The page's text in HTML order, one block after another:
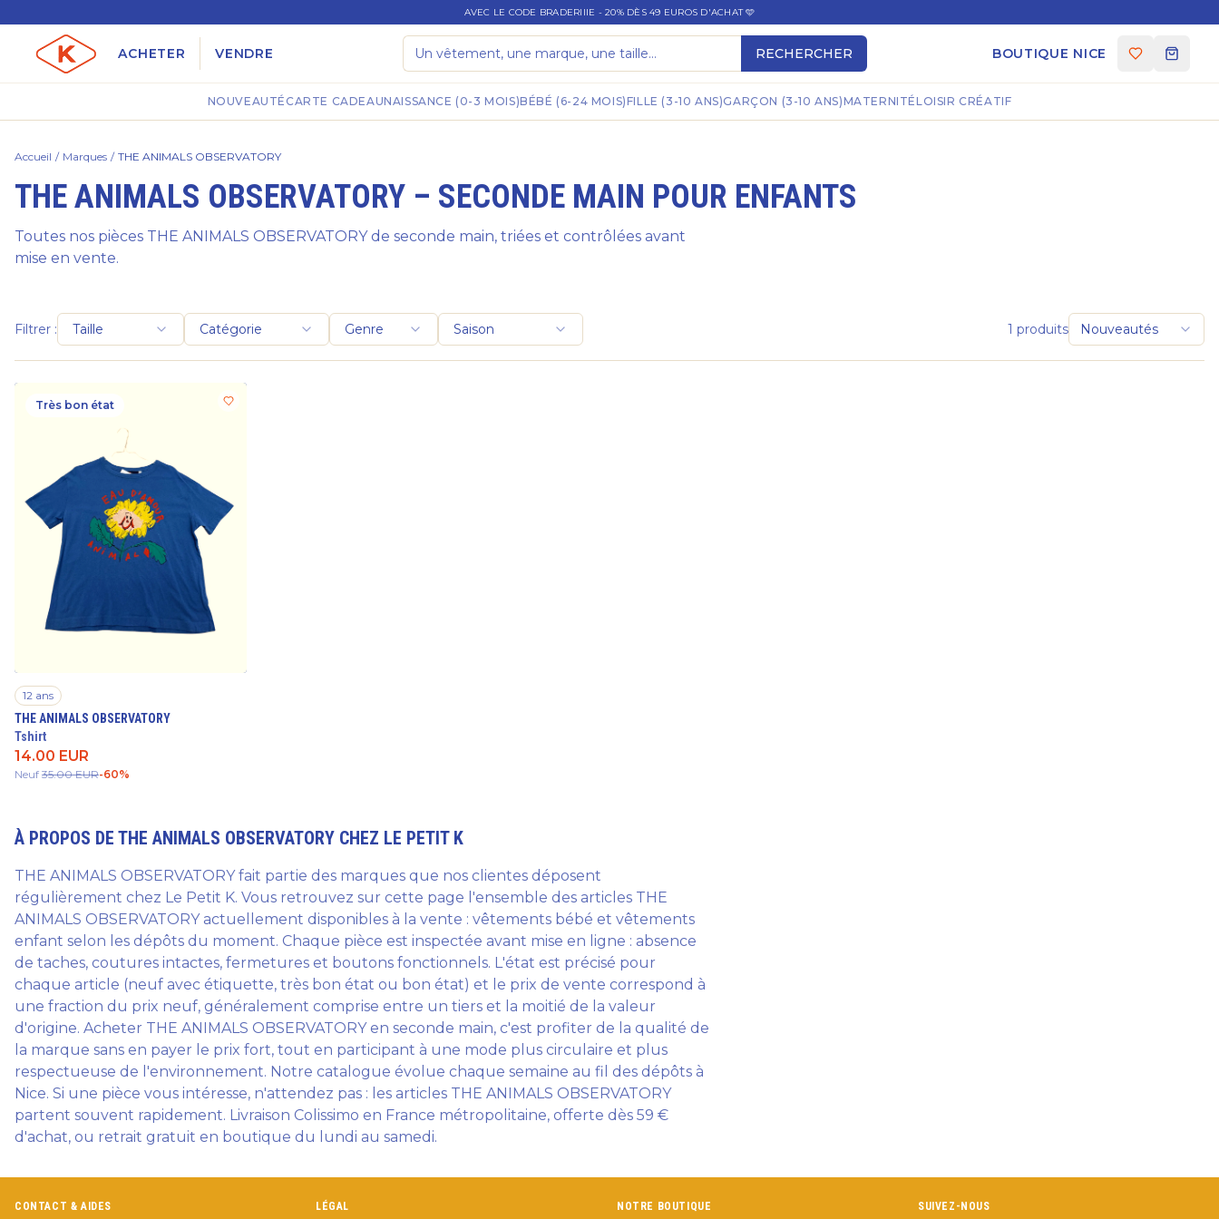
AVEC LE CODE BRADERIIIE - 20% DÈS 49 EUROS D'ACHAT 🩵
ACHETER VENDRE RECHERCHER BOUTIQUE NICE
NOUVEAUTÉ CARTE CADEAUNAISSANCE (0-3 MOIS)BÉBÉ (6-24 MOIS)FILLE (3-10 ANS)GARÇON (3-10 ANS)MATERNITÉLOISIR CRÉATIF
Accueil / Marques / THE ANIMALS OBSERVATORY
THE ANIMALS OBSERVATORY – SECONDE MAIN POUR ENFANTS
Toutes nos pièces THE ANIMALS OBSERVATORY de seconde main, triées et contrôlées avant
mise en vente.
Filtrer : Taille Catégorie Genre Saison 1 produits Nouveautés
Très bon état
12 ans
THE ANIMALS OBSERVATORY
Tshirt
14.00 EUR
Neuf 35.00 EUR-60%
À PROPOS DE THE ANIMALS OBSERVATORY CHEZ LE PETIT K
THE ANIMALS OBSERVATORY fait partie des marques que nos clientes déposent
régulièrement chez Le Petit K. Vous retrouvez sur cette page l'ensemble des articles THE
ANIMALS OBSERVATORY actuellement disponibles à la vente : vêtements bébé et vêtements
enfant selon les dépôts du moment. Chaque pièce est inspectée avant mise en ligne : absence
de taches, coutures intactes, fermetures et boutons fonctionnels. L'état est précisé pour
chaque article (neuf avec étiquette, très bon état ou bon état) et le prix de vente correspond à
une fraction du prix neuf, généralement comprise entre un tiers et la moitié de la valeur
d'origine. Acheter THE ANIMALS OBSERVATORY en seconde main, c'est profiter de la qualité de
la marque sans en payer le prix fort, tout en participant à une mode plus circulaire et plus
respectueuse de l'environnement. Notre catalogue évolue chaque semaine au fil des dépôts à
Nice. Si une pièce vous intéresse, n'attendez pas : les articles THE ANIMALS OBSERVATORY
partent souvent rapidement. Livraison Colissimo en France métropolitaine, offerte dès 59 €
d'achat, ou retrait gratuit en boutique du lundi au samedi.
CONTACT & AIDES LÉGAL NOTRE BOUTIQUE SUIVEZ-NOUS